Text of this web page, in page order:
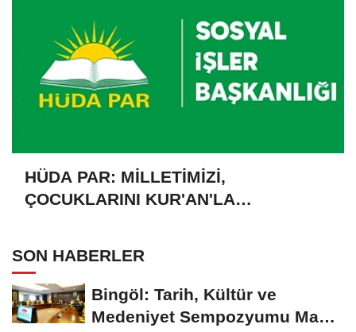
HÜDA PAR: MİLLETİMİZİ,
ÇOCUKLARINI KUR'AN'LA
SON HABERLER
Bingöl: Tarih, Kültür ve
Medeniyet Sempozyumu Mayıs